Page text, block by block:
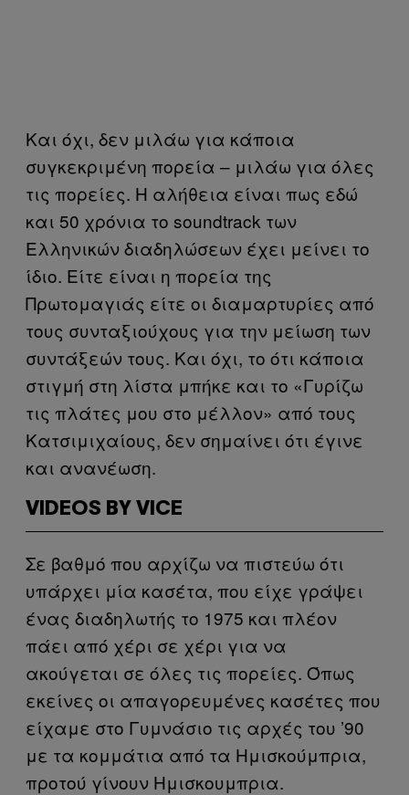
Και όχι, δεν μιλάω για κάποια
συγκεκριμένη πορεία – μιλάω για όλες
τις πορείες. Η αλήθεια είναι πως εδώ
και 50 χρόνια το soundtrack των
Ελληνικών διαδηλώσεων έχει μείνει το
ίδιο. Είτε είναι η πορεία της
Πρωτομαγιάς είτε οι διαμαρτυρίες από
τους συνταξιούχους για την μείωση των
συντάξεών τους. Και όχι, το ότι κάποια
στιγμή στη λίστα μπήκε και το «Γυρίζω
τις πλάτες μου στο μέλλον» από τους
Κατσιμιχαίους, δεν σημαίνει ότι έγινε
και ανανέωση.
VIDEOS BY VICE
Σε βαθμό που αρχίζω να πιστεύω ότι
υπάρχει μία κασέτα, που είχε γράψει
ένας διαδηλωτής το 1975 και πλέον
πάει από χέρι σε χέρι για να
ακούγεται σε όλες τις πορείες. Όπως
εκείνες οι απαγορευμένες κασέτες που
είχαμε στο Γυμνάσιο τις αρχές του ’90
με τα κομμάτια από τα Ημισκούμπρια,
προτού γίνουν Ημισκουμπρια.